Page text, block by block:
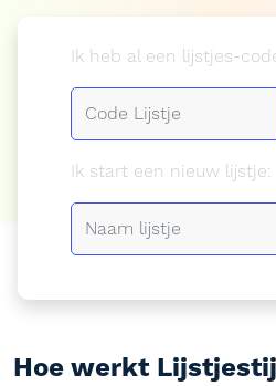
Ik heb al een lijstjes-
Ik start een nieuw lijstje:
Hoe werkt